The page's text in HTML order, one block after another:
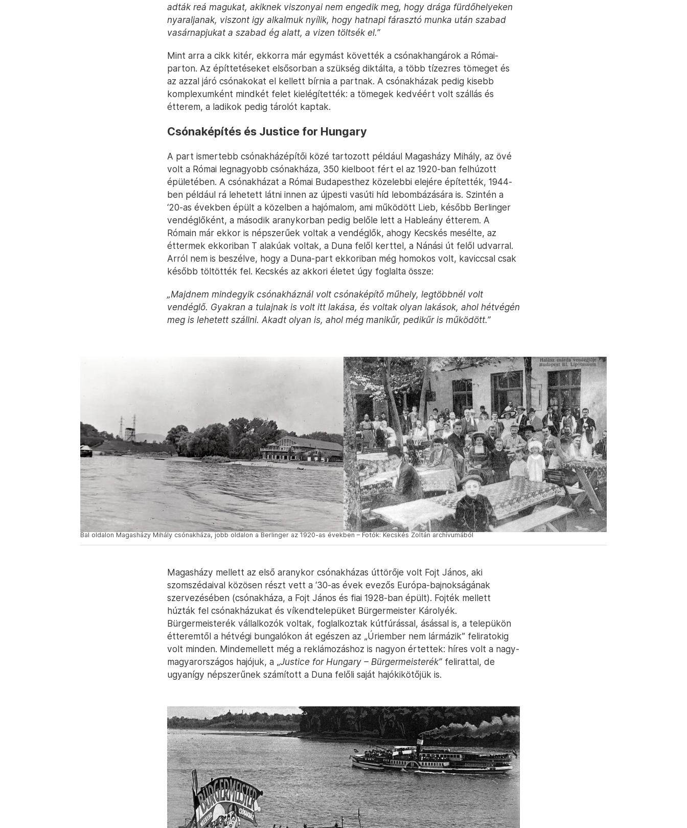
adták reá magukat, akiknek viszonyai nem engedik meg, hogy drága fürdőhelyeken
nyaraljanak, viszont igy alkalmuk nyílik, hogy hatnapi fárasztó munka után szabad
vasárnapjukat a szabad ég alatt, a vizen töltsék el.”
Mint arra a cikk kitér, ekkorra már egymást követték a csónakhangárok a Római-
parton. Az építtetéseket elsősorban a szükség diktálta, a több tízezres tömeget és
az azzal járó csónakokat el kellett bírnia a partnak. A csónakházak pedig kisebb
komplexumként mindkét felet kielégítették: a tömegek kedvéért volt szállás és
étterem, a ladikok pedig tárolót kaptak.
Csónaképítés és Justice for Hungary
A part ismertebb csónakházépítői közé tartozott például Magasházy Mihály, az övé
volt a Római legnagyobb csónakháza, 350 kielboot fért el az 1920-ban felhúzott
épületében. A csónakházat a Római Budapesthez közelebbi elejére építették, 1944-
ben például rá lehetett látni innen az újpesti vasúti híd lebombázására is. Szintén a
‘20-as években épült a közelben a hajómalom, ami működött Lieb, később Berlinger
vendéglőként, a második aranykorban pedig belőle lett a Hableány étterem. A
Rómain már ekkor is népszerűek voltak a vendéglők, ahogy Kecskés mesélte, az
éttermek ekkoriban T alakúak voltak, a Duna felől kerttel, a Nánási út felől udvarral.
Arról nem is beszélve, hogy a Duna-part ekkoriban még homokos volt, kaviccsal csak
később töltötték fel. Kecskés az akkori életet úgy foglalta össze:
„Majdnem mindegyik csónakháznál volt csónaképítő műhely, legtöbbnél volt
vendéglő. Gyakran a tulajnak is volt itt lakása, és voltak olyan lakások, ahol hétvégén
meg is lehetett szállni. Akadt olyan is, ahol még manikűr, pedikűr is működött.”
Bal oldalon Magasházy Mihály csónakháza, jobb oldalon a Berlinger az 1920-as években – Fotók: Kecskés Zoltán archívumából
Magasházy mellett az első aranykor csónakházas úttörője volt Fojt János, aki
szomszédaival közösen részt vett a ‘30-as évek evezős Európa-bajnokságának
szervezésében (csónakháza, a Fojt János és fiai 1928-ban épült). Fojték mellett
húzták fel csónakházukat és víkendtelepüket Bürgermeister Károlyék.
Bürgermeisterék vállalkozók voltak, foglalkoztak kútfúrással, ásással is, a telepükön
étteremtől a hétvégi bungalókon át egészen az „Úriember nem lármázik” feliratokig
volt minden. Mindemellett még a reklámozáshoz is nagyon értettek: híres volt a nagy-
magyarországos hajójuk, a „Justice for Hungary – Bürgermeisterék” felirattal, de
ugyanígy népszerűnek számított a Duna felőli saját hajókikötőjük is.